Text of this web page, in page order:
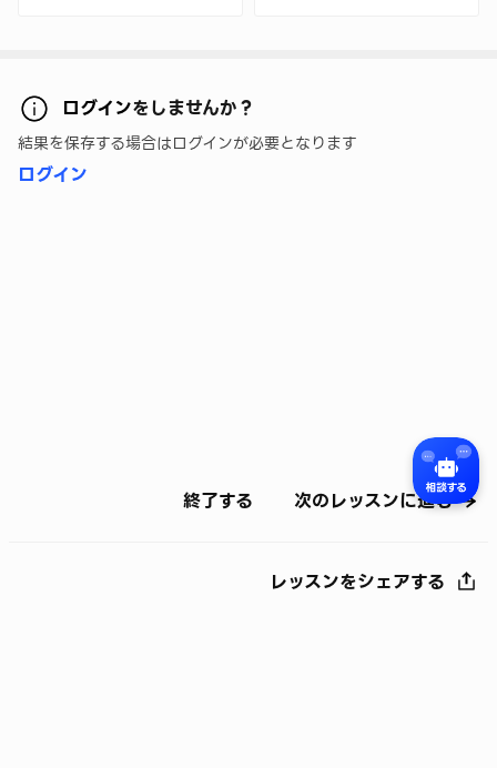
ログインをしませんか？
結果を保存する場合はログインが必要となります
ログイン
終了する 次のレッスンに進む
レッスンをシェアする